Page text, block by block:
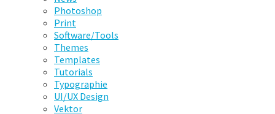
Photoshop
Print
Software/Tools
Themes
Templates
Tutorials
Typographie
UI/UX Design
Vektor